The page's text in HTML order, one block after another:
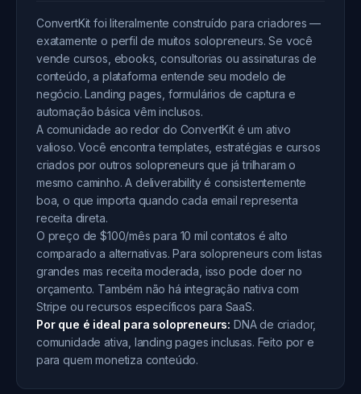
ConvertKit foi literalmente construído para criadores —
exatamente o perfil de muitos solopreneurs. Se você
vende cursos, ebooks, consultorias ou assinaturas de
conteúdo, a plataforma entende seu modelo de
negócio. Landing pages, formulários de captura e
automação básica vêm inclusos.
A comunidade ao redor do ConvertKit é um ativo
valioso. Você encontra templates, estratégias e cursos
criados por outros solopreneurs que já trilharam o
mesmo caminho. A deliverability é consistentemente
boa, o que importa quando cada email representa
receita direta.
O preço de $100/mês para 10 mil contatos é alto
comparado a alternativas. Para solopreneurs com listas
grandes mas receita moderada, isso pode doer no
orçamento. Também não há integração nativa com
Stripe ou recursos específicos para SaaS.
Por que é ideal para solopreneurs: DNA de criador,
comunidade ativa, landing pages inclusas. Feito por e
para quem monetiza conteúdo.